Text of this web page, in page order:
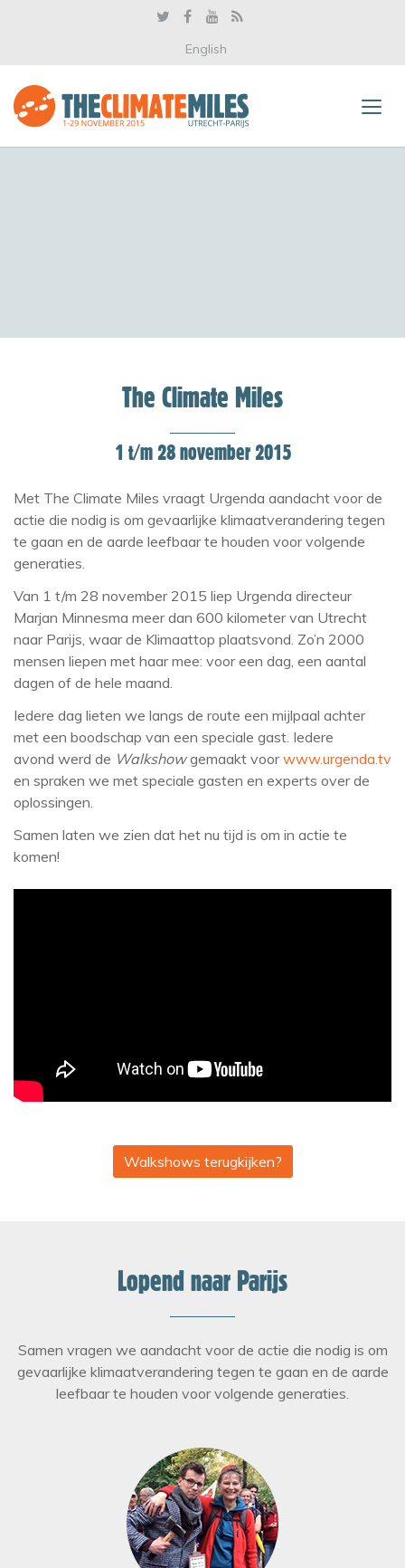
English
The Climate Miles
1 t/m 28 november 2015
Met The Climate Miles vraagt Urgenda aandacht voor de
actie die nodig is om gevaarlijke klimaatverandering tegen
te gaan en de aarde leefbaar te houden voor volgende
generaties.
Van 1 t/m 28 november 2015 liep Urgenda directeur
Marjan Minnesma meer dan 600 kilometer van Utrecht
naar Parijs, waar de Klimaattop plaatsvond. Zo’n 2000
mensen liepen met haar mee: voor een dag, een aantal
dagen of de hele maand.
Iedere dag lieten we langs de route een mijlpaal achter
met een boodschap van een speciale gast. Iedere
avond werd de Walkshowgemaakt voorwww.urgenda.tv
en spraken we met speciale gasten en experts over de
oplossingen.
Samen laten we zien dat het nu tijd is om in actie te
komen!
Walkshows terugkijken?
Lopend naar Parijs
Samen vragen we aandacht voor de actie die nodig is om
gevaarlijke klimaatverandering tegen te gaan en de aarde
leefbaar te houden voor volgende generaties.